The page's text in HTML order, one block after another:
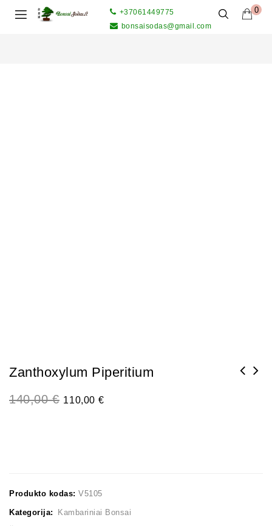
0
+37061449775
bonsaisodas@gmail.com
Zanthoxylum Piperitium
140,00€ 110,00 €
Produkto kodas: V5105
Kategorija: Kambariniai Bonsai